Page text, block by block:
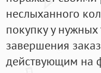
неслыханного
покупку у
завершения
действующим на